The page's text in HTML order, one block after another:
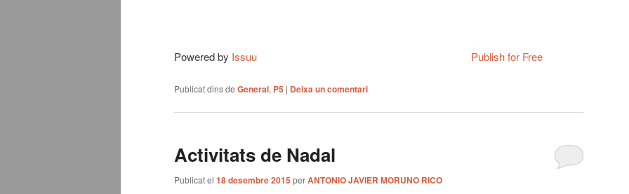
Powered by Issuu Publish for Free
Publicat dins de General, P5 | Deixa un comentari
Activitats de Nadal
Publicat el 18 desembre 2015 perANTONIO JAVIER MORUNO RICO